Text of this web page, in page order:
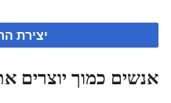
יצירת
אנשים כמוך יוצרים